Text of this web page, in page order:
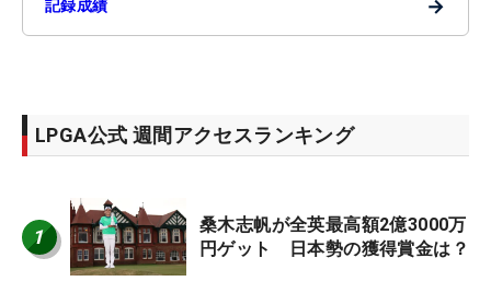
記録成績 →
LPGA公式 週間アクセスランキング
1
桑木志帆が全英最高額2億3000万
円ゲット 日本勢の獲得賞金は？